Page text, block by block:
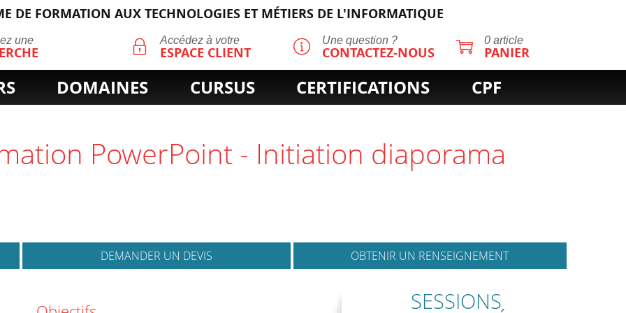
DE FORMATION AUX TECHNOLOGIES ET MÉTIERS DE L'INFORMATIQUE
une Accédez à votre
ESPACE CLIENT
Une question ?
CONTACTEZ-NOUS
0 article
PANIER
DOMAINES CURSUS CERTIFICATIONS CPF
PowerPoint - Initiation diaporama
DEMANDER UN DEVIS OBTENIR UN RENSEIGNEMENT
SESSIONS